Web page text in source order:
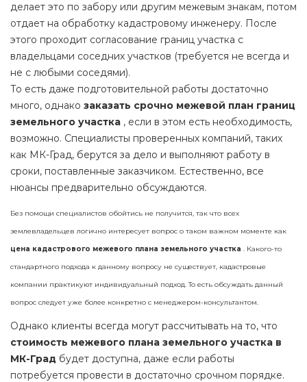
делает это по забору или другим межевым знакам, потом
отдает на обработку кадастровому инженеру. После
этого проходит согласование границ участка с
владельцами соседних участков (требуется не всегда и
не с любыми соседями).
То есть даже подготовительной работы достаточно
много, однако заказать срочно межевой план границ
земельного участка , если в этом есть необходимость,
возможно. Специалисты проверенных компаний, таких
как МК-Град, берутся за дело и выполняют работу в
сроки, поставленные заказчиком. Естественно, все
нюансы предварительно обсуждаются.
Без помощи специалистов обойтись не получится, так что всех
землевладельцев логично интересует вопрос о таком важном моменте как
цена кадастрового межевого плана земельного участка . Какого-то
стандартного подхода к данному вопросу не существует, кадастровые
компании практикуют индивидуальный подход. То есть обсуждать данный
вопрос следует уже более конкретно с менеджером-консультантом.
Однако клиенты всегда могут рассчитывать на то, что
стоимость межевого плана земельного участка в
МК-Град будет доступна, даже если работы
потребуется провести в достаточно срочном порядке.